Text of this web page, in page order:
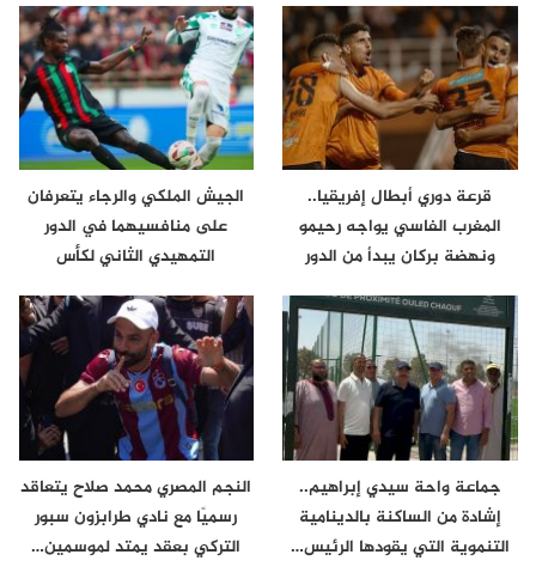
قرعة دوري أبطال إفريقيا..
المغرب الفاسي يواجه رحيمو
ونهضة بركان يبدأ من الدور
الجيش الملكي والرجاء يتعرفان
على منافسيهما في الدور
التمهيدي الثاني لكأس
جماعة واحة سيدي إبراهيم..
إشادة من الساكنة بالدينامية
التنموية التي يقودها الرئيس…
النجم المصري محمد صلاح يتعاقد
رسميًا مع نادي طرابزون سبور
التركي بعقد يمتد لموسمين…